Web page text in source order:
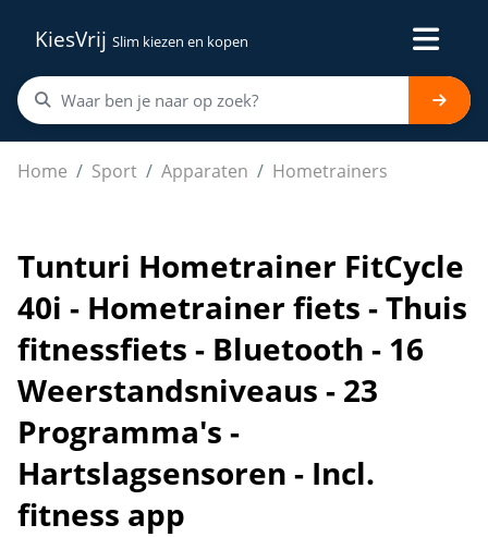
KiesVrij Slim kiezen en kopen
Home Sport Apparaten Hometrainers
Tunturi Hometrainer FitCycle 40i - Hometrainer fiets -
Tunturi Hometrainer FitCycle
40i - Hometrainer fiets - Thuis
fitnessfiets - Bluetooth - 16
Weerstandsniveaus - 23
Programma's -
Hartslagsensoren - Incl.
fitness app